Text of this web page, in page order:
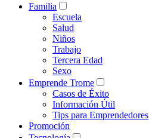
Familia
Escuela
Salud
Niños
Trabajo
Tercera Edad
Sexo
Emprende Trome
Casos de Éxito
Información Útil
Tips para Emprendedores
Promoción